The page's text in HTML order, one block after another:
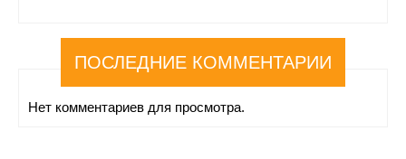
ПОСЛЕДНИЕ КОММЕНТАРИИ
Нет комментариев для просмотра.